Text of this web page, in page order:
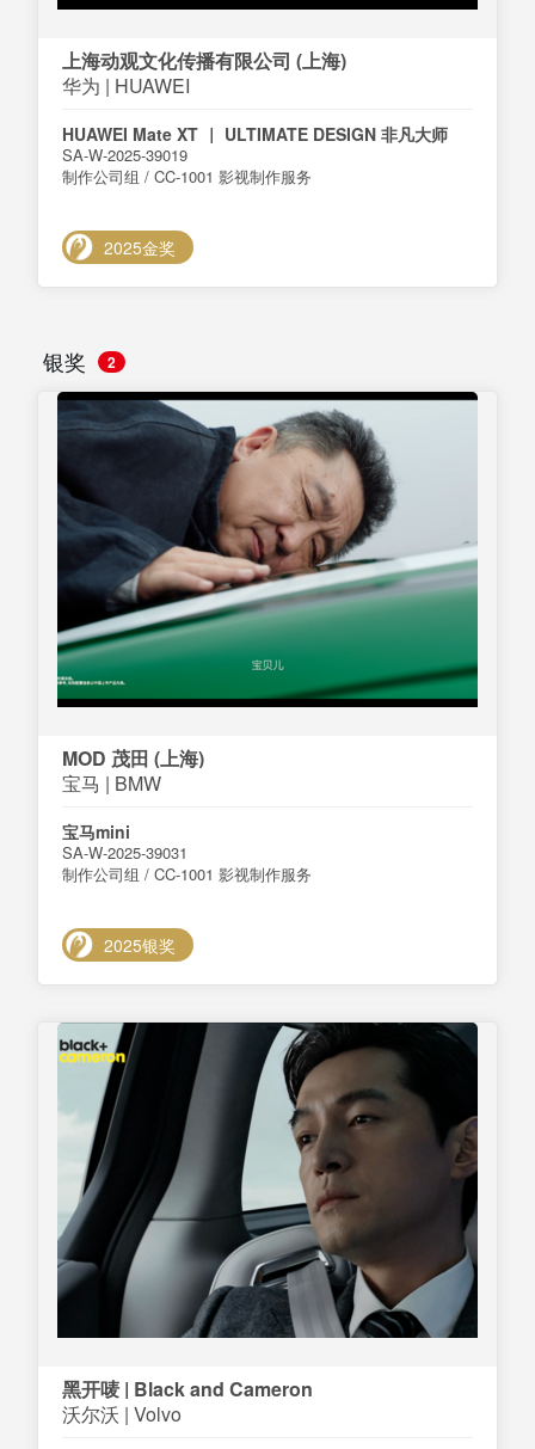
上海动观文化传播有限公司 (上海)
华为 | HUAWEI
HUAWEI Mate XT ｜ ULTIMATE DESIGN 非凡大师
SA-W-2025-39019
制作公司组 / CC-1001 影视制作服务
2025金奖
银奖 2
MOD 茂田 (上海)
宝马 | BMW
宝马mini
SA-W-2025-39031
制作公司组 / CC-1001 影视制作服务
2025银奖
黑开唛 | Black and Cameron
沃尔沃 | Volvo